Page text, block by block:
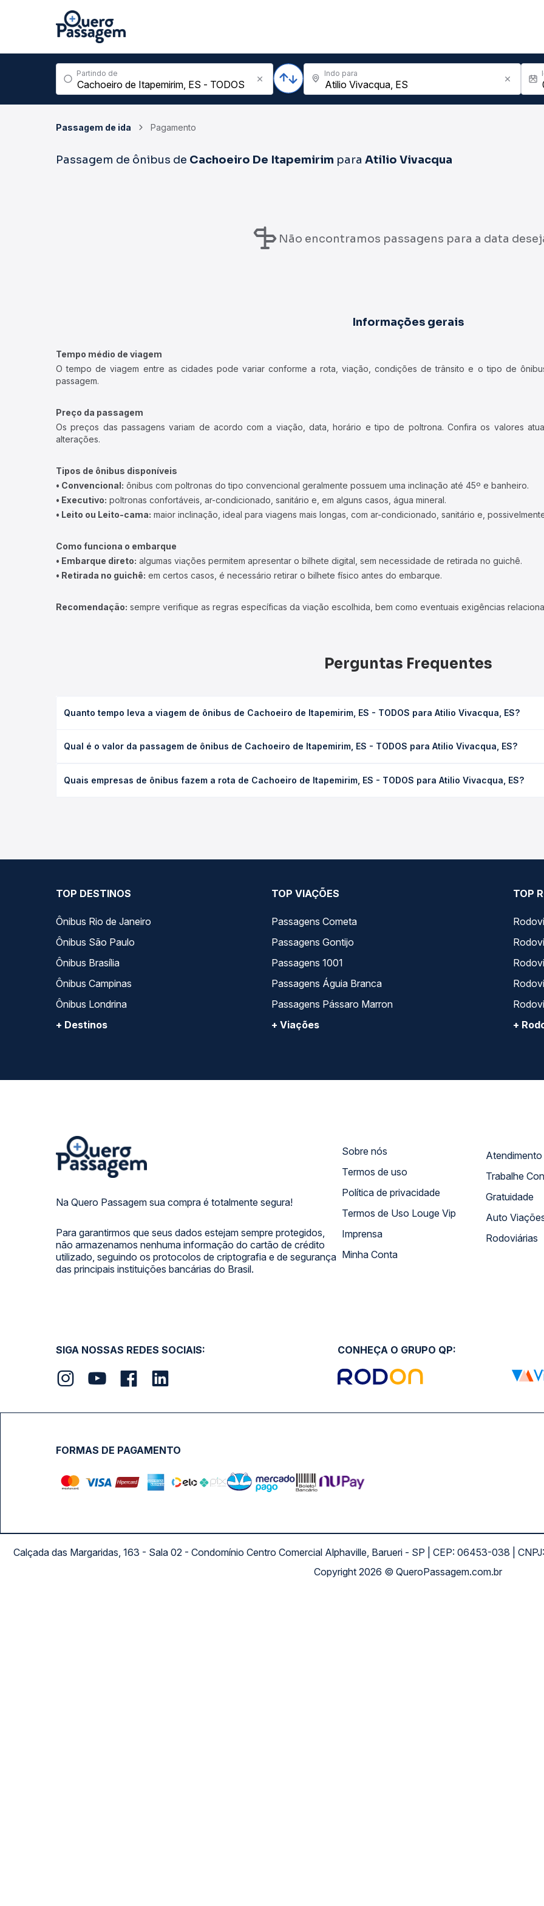
Partindo de Indo para
Passagem de ida Pagamento
Passagem de ônibus de Cachoeiro De Itapemirim para Atilio Vivacqua
Não encontramos passagens para a data
Informações gerais
Tempo médio de viagem
O tempo de viagem entre as cidades pode variar conforme a rota, viação, condições de trânsito e o tipo de
passagem.
Preço da passagem
Os preços das passagens variam de acordo com a viação, data, horário e tipo de poltrona. Confira os valores
alterações.
Tipos de ônibus disponíveis
• Convencional: ônibus com poltronas do tipo convencional geralmente possuem uma inclinação até 45º e banheiro.
• Executivo: poltronas confortáveis, ar-condicionado, sanitário e, em alguns casos, água mineral.
• Leito ou Leito-cama: maior inclinação, ideal para viagens mais longas, com ar-condicionado, sanitário e,
Como funciona o embarque
• Embarque direto: algumas viações permitem apresentar o bilhete digital, sem necessidade de retirada no guichê.
• Retirada no guichê: em certos casos, é necessário retirar o bilhete físico antes do embarque.
Recomendação: sempre verifique as regras específicas da viação escolhida, bem como eventuais exigências
Perguntas Frequentes
Quanto tempo leva a viagem de ônibus de Cachoeiro de Itapemirim, ES - TODOS para Atilio Vivacqua, ES?
(convencional, executivo ou leito) e as condições de tráfego. Na Quero Passagem você consulta os horários
Qual é o valor da passagem de ônibus de Cachoeiro de Itapemirim, ES - TODOS para Atilio Vivacqua, ES?
empresa, o tipo de poltrona e a antecedência da compra. Na Quero Passagem você compara os preços de todas as
Quais empresas de ônibus fazem a rota de Cachoeiro de Itapemirim, ES - TODOS para Atilio Vivacqua, ES?
TOP DESTINOS
Ônibus Rio de Janeiro
Ônibus São Paulo
Ônibus Brasília
Ônibus Campinas
Ônibus Londrina
+ Destinos
TOP VIAÇÕES
Passagens Cometa
Passagens Gontijo
Passagens 1001
Passagens Águia Branca
Passagens Pássaro Marron
+ Viações
TOP
+
Na Quero Passagem sua compra é totalmente segura!
Para garantirmos que seus dados estejam sempre protegidos,
não armazenamos nenhuma informação do cartão de crédito
utilizado, seguindo os protocolos de criptografia e de segurança
das principais instituições bancárias do Brasil.
Sobre nós
Termos de uso
Política de privacidade
Termos de Uso Louge Vip
Imprensa
Minha Conta
Trabalhe
Gratuidade
Auto
Rodoviárias
SIGA NOSSAS REDES SOCIAIS: CONHEÇA O GRUPO QP:
FORMAS DE PAGAMENTO
Calçada das Margaridas, 163 - Sala 02 - Condomínio Centro Comercial Alphaville, Barueri - SP | CEP: 06453-038 |
Copyright 2026 © QueroPassagem.com.br